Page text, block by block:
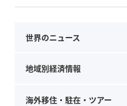
世界のニュース
地域別経済情報
海外移住・駐在・ツアー